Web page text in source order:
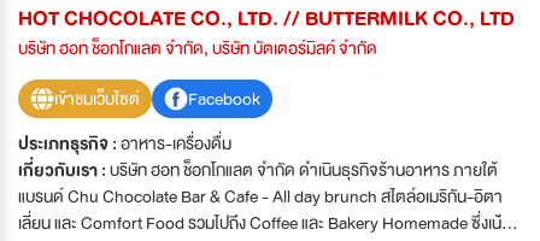
HOT CHOCOLATE CO., LTD. // BUTTERMILK CO., LTD
บริษัท ฮอท ช็อกโกแลต จำกัด, บริษัท บัตเตอร์มิลค์ จํากัด
เข้าชมเว็บไซต์
Facebook
ประเภทธุรกิจ :อาหาร-เครื่องดื่ม
เกี่ยวกับเรา :บริษัท ฮอท ช็อกโกแลต จำกัด ดำเนินธุรกิจร้านอาหาร ภายใต้
แบรนด์ Chu Chocolate Bar & Cafe - All day brunch สไตล์อเมริกัน-อิตา
เลี่ยน และ Comfort Food รวมไปถึง Coffee และ Bakery Homemade ซึ่งเน้่